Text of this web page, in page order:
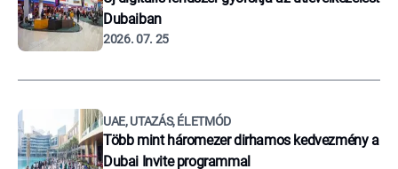
Dubaiban
2026. 07. 25
UAE, UTAZÁS, ÉLETMÓD
Több mint háromezer dirhamos kedvezmény a
Dubai Invite programmal